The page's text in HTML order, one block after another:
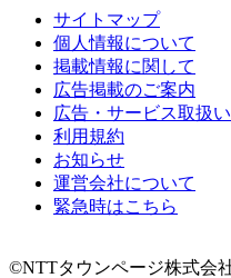
サイトマップ
個人情報について
掲載情報に関して
広告掲載のご案内
広告・サービス取扱
利用規約
お知らせ
運営会社について
緊急時はこちら
©NTTタウンページ株式会社